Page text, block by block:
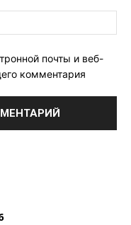
почты и веб-
комментария